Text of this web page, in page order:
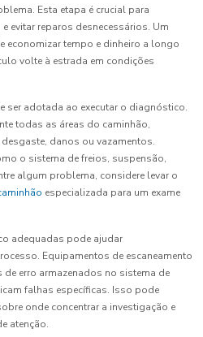
Esta etapa é crucial para
evitar reparos desnecessários. Um
economizar tempo e dinheiro a longo
volte à estrada em condições
ser adotada ao executar o diagnóstico.
todas as áreas do caminhão,
danos ou vazamentos.
o sistema de freios, suspensão,
algum problema, considere levar o
especializada para um exame
adequadas pode ajudar
Equipamentos de escaneamento
erro armazenados no sistema de
falhas específicas. Isso pode
onde concentrar a investigação e
atenção.